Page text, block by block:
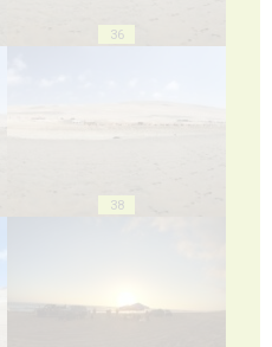
36
38